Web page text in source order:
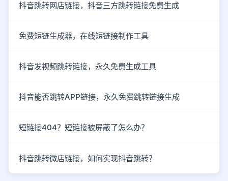
抖音跳转网店链接，抖音三方跳转链接免费生成
免费短链生成器，在线短链接制作工具
抖音发视频跳转链接，永久免费生成工具
抖音能否跳转APP链接，永久免费跳转链接生成
短链接404？短链接被屏蔽了怎么办？
抖音跳转微店链接，如何实现抖音跳转？